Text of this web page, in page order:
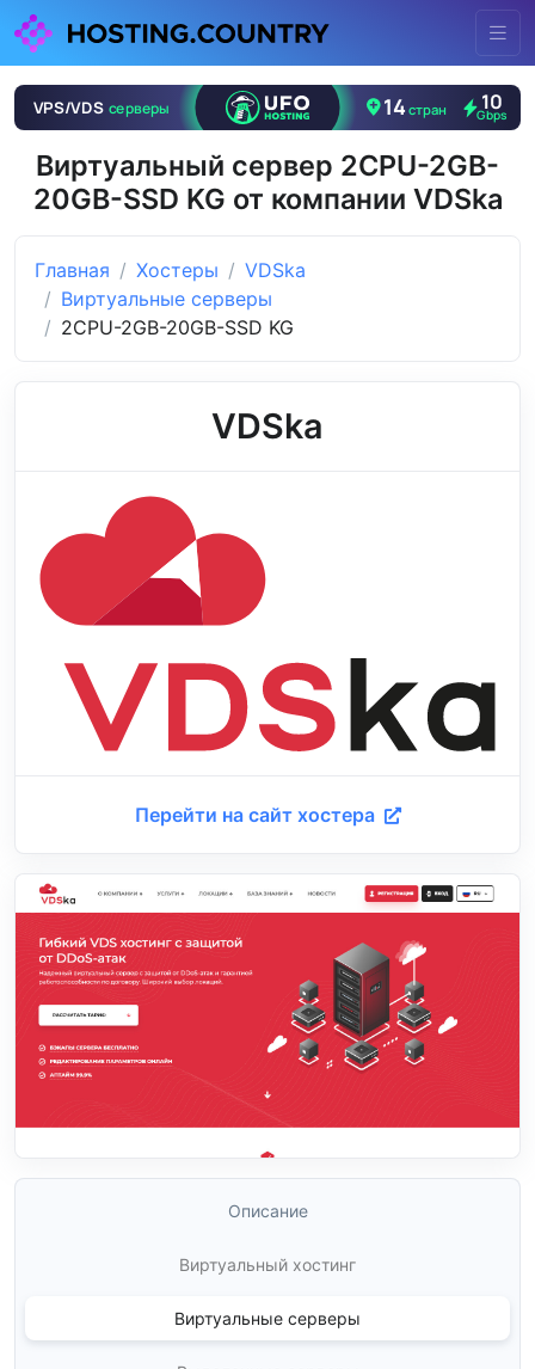
Виртуальный сервер 2CPU-2GB-
20GB-SSD KG от компании VDSka
Главная Хостеры
VDSka
Виртуальные серверы
2CPU-2GB-20GB-SSD KG
VDSka
Перейти на сайт хостера
Описание
Виртуальный хостинг
Виртуальные серверы